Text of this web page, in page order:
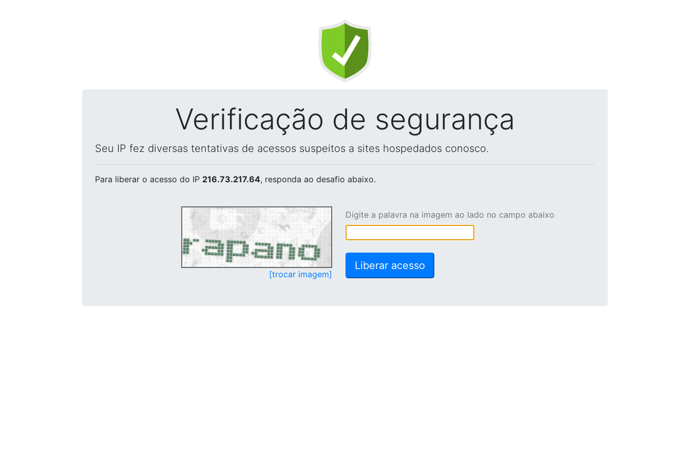
Verificação de segurança
Seu IP fez diversas tentativas de acessos suspeitos a sites hospedados conosco.
Para liberar o acesso do IP 216.73.217.64, responda ao desafio abaixo.
[trocar imagem]
Digite a palavra na imagem ao lado no campo abaixo